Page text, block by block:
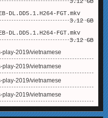
3.12 GB
DL.DD5.1.H264-FGT.mkv
3.12 GB
DL.DD5.1.H264-FGT.mkv
3.12 GB
play-2019/vietnamese
play-2019/vietnamese
play-2019/vietnamese
play-2019/vietnamese